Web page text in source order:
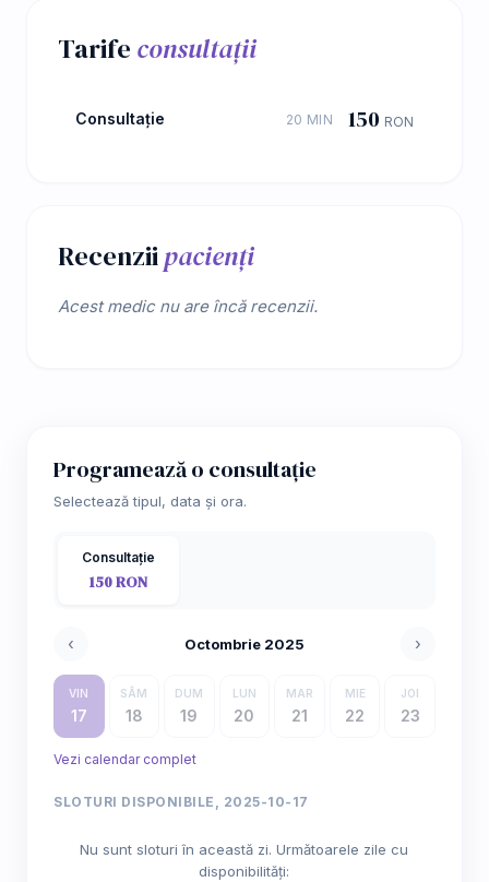
Tarife consultații
Consultație 20 MIN 150 RON
Recenziipacienți
Acest medic nu are încă recenzii.
Programează o consultație
Selectează tipul, data și ora.
Consultație
150 RON
‹ Octombrie 2025 ›
VIN
17
SÂM
18
DUM
19
LUN
20
MAR
21
MIE
22
JOI
23
Vezi calendar complet
SLOTURI DISPONIBILE, 2025-10-17
Nu sunt sloturi în această zi. Următoarele zile cu
disponibilități: